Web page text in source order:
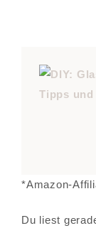
*Amazon-
Du liest